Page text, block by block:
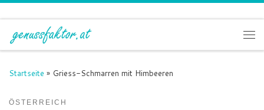
Zum Inhalt springen
Startseite » Griess-Schmarren mit Himbeeren
ÖSTERREICH